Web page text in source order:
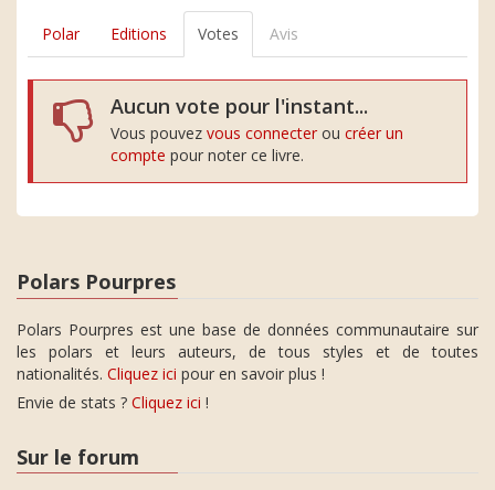
Polar Editions Votes Avis
Aucun vote pour l'instant...
Vous pouvez vous connecter ou créer un
compte pour noter ce livre.
Polars Pourpres
Polars Pourpres est une base de données communautaire sur
les polars et leurs auteurs, de tous styles et de toutes
nationalités. Cliquez ici pour en savoir plus !
Envie de stats ? Cliquez ici !
Sur le forum